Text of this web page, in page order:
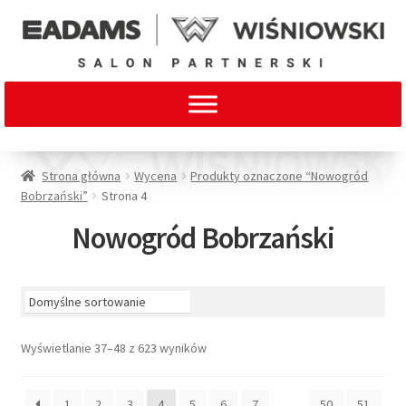
Strona główna Wycena
Produkty oznaczone “Nowogród
Bobrzański”
Strona 4
Nowogród Bobrzański
Wyświetlanie 37–48 z 623 wyników